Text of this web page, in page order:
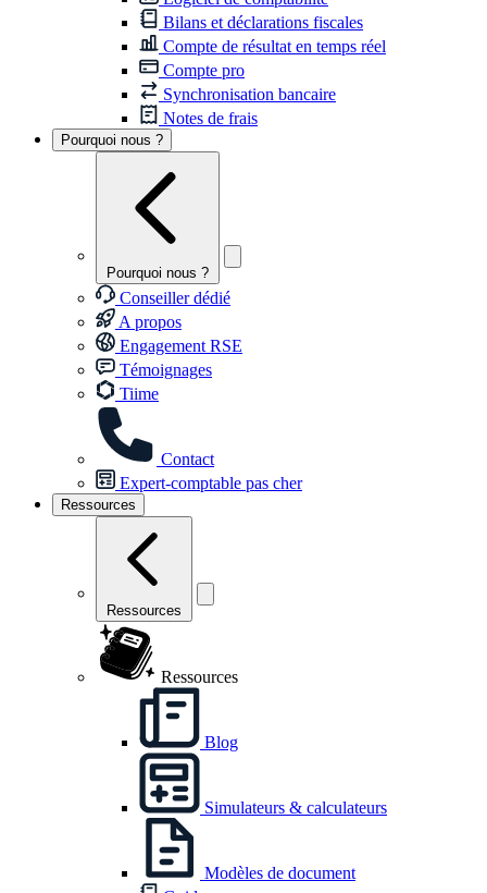
Bilans et déclarations fiscales
Compte de résultat en temps réel
Compte pro
Synchronisation bancaire
Notes de frais
Pourquoi nous ?
Pourquoi nous ?
Conseiller dédié
A propos
Engagement RSE
Témoignages
Tiime
Contact
Expert-comptable pas cher
Ressources
Ressources
Ressources
Blog
Simulateurs & calculateurs
Modèles de document